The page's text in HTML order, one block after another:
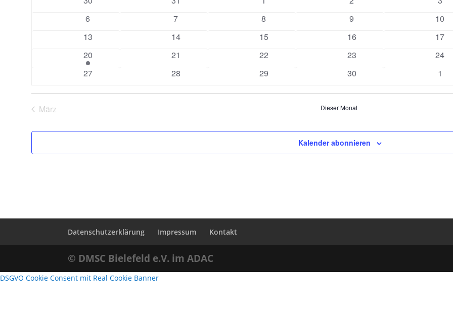
Veranstaltungen
0
6
0
7
0
8
0
9
0
10
0
13
0
14
0
15
0
16
0
17
1
Veranstaltung
20
0
21
0
22
0
23
0
24
0
27
0
28
0
29
0
30
0
1
März Die­ser Monat
Kalender abonnieren
Datenschutzerklärung Impressum Kontakt
© DMSC Bielefeld e.V. im ADAC
DSGVO Cookie Consent mit Real Cookie Banner